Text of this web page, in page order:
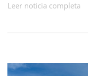
Leer noticia completa